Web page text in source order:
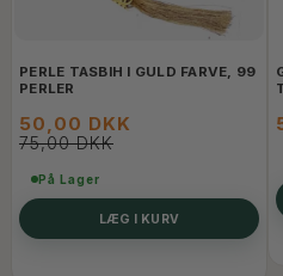
PERLE TASBIH I GULD FARVE, 99
PERLER
50,00 DKK
75,00 DKK
På Lager
LÆG I KURV